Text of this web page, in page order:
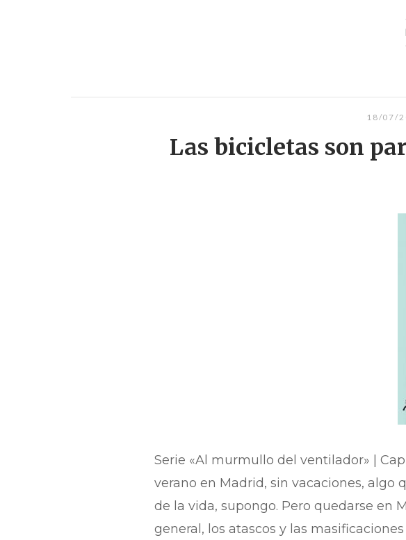
18/07/
Las bicicletas son
Serie «Al murmullo del ventilador» |
verano en Madrid, sin vacaciones, algo
de la vida, supongo. Pero quedarse en
general, los atascos y las